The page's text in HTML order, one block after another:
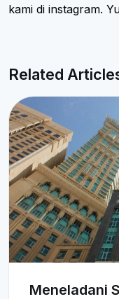
kami di instagram.
Related
Meneladani